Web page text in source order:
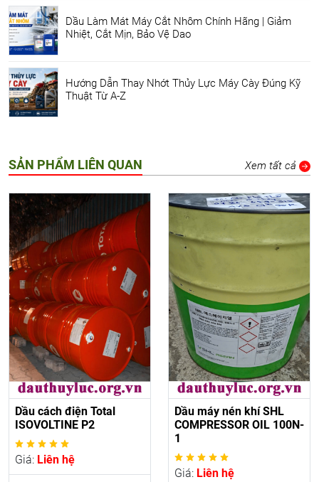
Dầu Làm Mát Máy Cắt Nhôm Chính Hãng | Giảm
Nhiệt, Cắt Mịn, Bảo Vệ Dao
Hướng Dẫn Thay Nhớt Thủy Lực Máy Cày Đúng Kỹ
Thuật Từ A-Z
SẢN PHẨM LIÊN QUAN Xem tất cả
Dầu cách điện Total
ISOVOLTINE P2
Giá: Liên hệ
Dầu máy nén khí SHL
COMPRESSOR OIL 100N-
1
Giá: Liên hệ